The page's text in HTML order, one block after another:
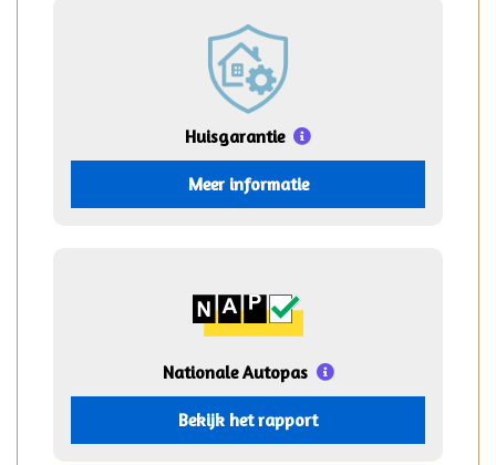
Huisgarantie
Meer informatie
Nationale Autopas
Bekijk het rapport